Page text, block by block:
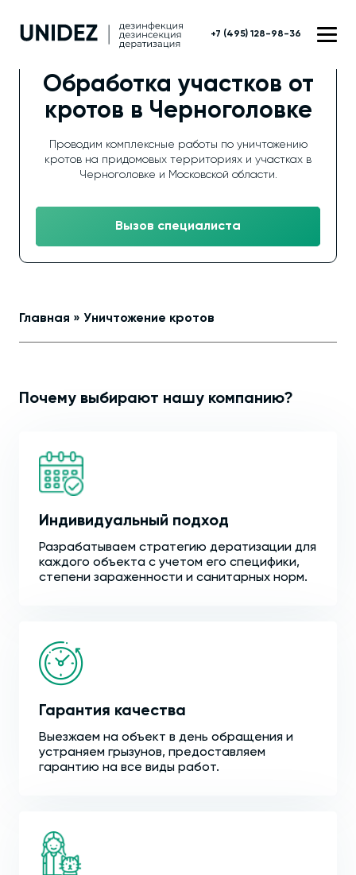
+7 (495) 128-98-36
Обработка участков от
кротов в Черноголовке
Проводим комплексные работы по уничтожению
кротов на придомовых территориях и участках в
Черноголовке и Московской области.
Вызов специалиста
Главная » Уничтожение кротов
Почему выбирают нашу компанию?
Индивидуальный подход
Разрабатываем стратегию дератизации для
каждого объекта с учетом его специфики,
степени зараженности и санитарных норм.
Гарантия качества
Выезжаем на объект в день обращения и
устраняем грызунов, предоставляем
гарантию на все виды работ.